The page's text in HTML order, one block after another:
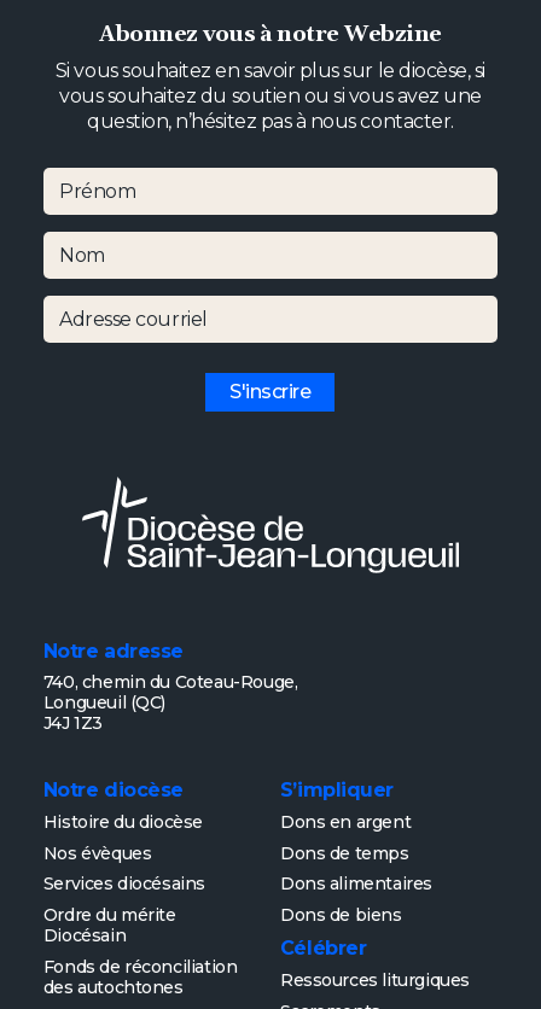
Notre diocèse
en pratique
Trouver une
paroisse le répertoire
Les services
diocésains
Devenir
bénévole
Notre adresse
740, chemin du Coteau-Rouge,
Longueuil (QC)
J4J 1Z3
Notre diocèse
Histoire du diocèse
Nos évèques
Services diocésains
Ordre du mérite
Diocésain
Fonds de réconciliation
des autochtones
S’impliquer
Dons en argent
Dons de temps
Dons alimentaires
Dons de biens
Célébrer
Ressources liturgiques
Abonnez vous à notre Webzine
Si vous souhaitez en savoir plus sur le diocèse, si
vous souhaitez du soutien ou si vous avez une
question, n’hésitez pas à nous contacter.
Prénom
Nom
Adresse courriel
S'inscrire